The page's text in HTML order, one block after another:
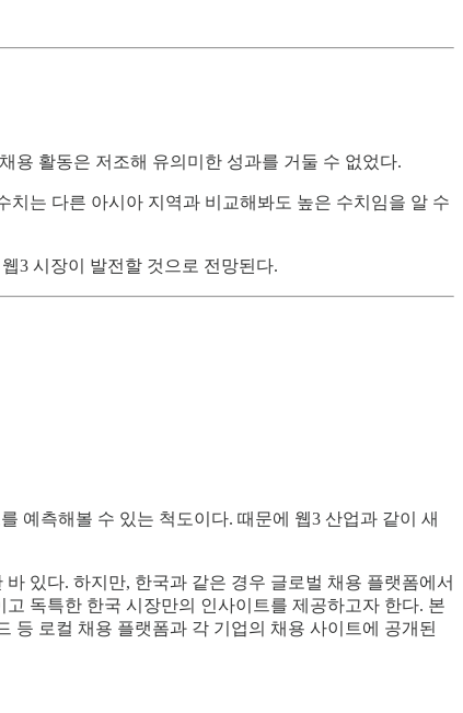
용 활동은 저조해 유의미한 성과를 거둘 수 없었다.
는 다른 아시아 지역과 비교해봐도 높은 수치임을 알 수
3 시장이 발전할 것으로 전망된다.
예측해볼 수 있는 척도이다. 때문에 웹3 산업과 같이 새
있다. 하지만, 한국과 같은 경우 글로벌 채용 플랫폼에서
독특한 한국 시장만의 인사이트를 제공하고자 한다. 본
등 로컬 채용 플랫폼과 각 기업의 채용 사이트에 공개된